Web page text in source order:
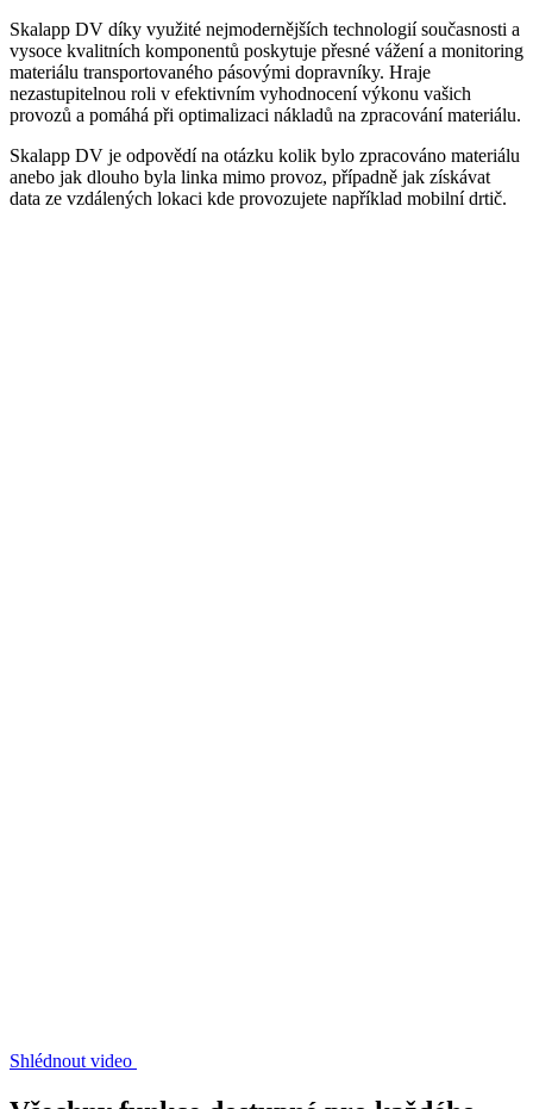
Skalapp DV díky využité nejmodernějších technologií současnosti a
vysoce kvalitních komponentů poskytuje přesné vážení a monitoring
materiálu transportovaného pásovými dopravníky. Hraje
nezastupitelnou roli v efektivním vyhodnocení výkonu vašich
provozů a pomáhá při optimalizaci nákladů na zpracování materiálu.
Skalapp DV je odpovědí na otázku kolik bylo zpracováno materiálu
anebo jak dlouho byla linka mimo provoz, případně jak získávat
data ze vzdálených lokaci kde provozujete například mobilní drtič.
Shlédnout video